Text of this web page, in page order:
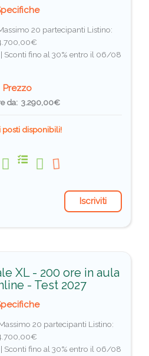
20 partecipanti Listino:
Sconti fino al 30% entro il 06/08
Prezzo
da: 3.290,00€
disponibili!
Iscriviti
XL - 200 ore in aula
- Test 2027
20 partecipanti Listino:
Sconti fino al 30% entro il 06/08